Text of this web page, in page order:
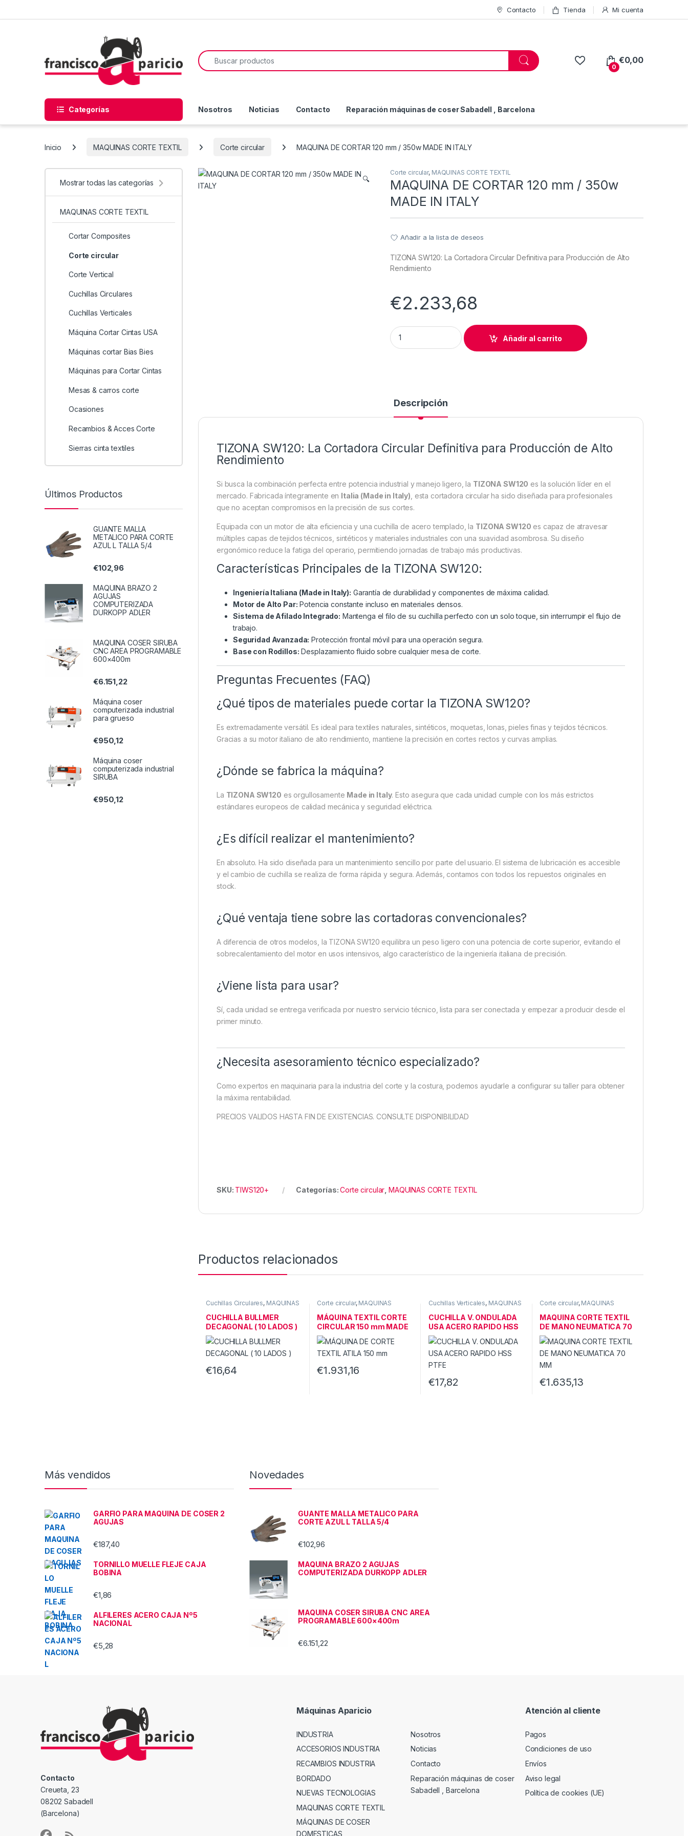
Contacto Tienda Mi cuenta
Search for:
0
€0,00
Categorías Nosotros Noticias Contacto Reparación máquinas de coser Sabadell , Barcelona
Inicio MAQUINAS CORTE TEXTIL Corte circular MAQUINA DE CORTAR 120 mm / 350w MADE IN ITALY
🔍
Corte circular, MAQUINAS CORTE TEXTIL
MAQUINA DE CORTAR 120 mm / 350w
MADE IN ITALY
Añadir a la lista de deseos
TIZONA SW120: La Cortadora Circular Definitiva para Producción de Alto
Rendimiento
€2.233,68
MAQUINA DE CORTAR 120 mm / 350w MADE IN ITALY quantity
Añadir al carrito
Descripción
TIZONA SW120: La Cortadora Circular Definitiva para Producción de Alto
Rendimiento
Si busca la combinación perfecta entre potencia industrial y manejo ligero, la TIZONA SW120 es la solución líder en el
mercado. Fabricada íntegramente en Italia (Made in Italy) , esta cortadora circular ha sido diseñada para profesionales
que no aceptan compromisos en la precisión de sus cortes.
Equipada con un motor de alta eficiencia y una cuchilla de acero templado, la TIZONA SW120 es capaz de atravesar
múltiples capas de tejidos técnicos, sintéticos y materiales industriales con una suavidad asombrosa. Su diseño
ergonómico reduce la fatiga del operario, permitiendo jornadas de trabajo más productivas.
Características Principales de la TIZONA SW120:
Ingeniería Italiana (Made in Italy): Garantía de durabilidad y componentes de máxima calidad.
Motor de Alto Par: Potencia constante incluso en materiales densos.
Sistema de Afilado Integrado: Mantenga el filo de su cuchilla perfecto con un solo toque, sin interrumpir el flujo de
trabajo.
Seguridad Avanzada: Protección frontal móvil para una operación segura.
Base con Rodillos: Desplazamiento fluido sobre cualquier mesa de corte.
Preguntas Frecuentes (FAQ)
¿Qué tipos de materiales puede cortar la TIZONA SW120?
Es extremadamente versátil. Es ideal para textiles naturales, sintéticos, moquetas, lonas, pieles finas y tejidos técnicos.
Gracias a su motor italiano de alto rendimiento, mantiene la precisión en cortes rectos y curvas amplias.
¿Dónde se fabrica la máquina?
La TIZONA SW120 es orgullosamente Made in Italy. Esto asegura que cada unidad cumple con los más estrictos
estándares europeos de calidad mecánica y seguridad eléctrica.
¿Es difícil realizar el mantenimiento?
En absoluto. Ha sido diseñada para un mantenimiento sencillo por parte del usuario. El sistema de lubricación es accesible
y el cambio de cuchilla se realiza de forma rápida y segura. Además, contamos con todos los repuestos originales en
stock.
¿Qué ventaja tiene sobre las cortadoras convencionales?
A diferencia de otros modelos, la TIZONA SW120 equilibra un peso ligero con una potencia de corte superior, evitando el
sobrecalentamiento del motor en usos intensivos, algo característico de la ingeniería italiana de precisión.
¿Viene lista para usar?
Sí, cada unidad se entrega verificada por nuestro servicio técnico, lista para ser conectada y empezar a producir desde el
primer minuto.
¿Necesita asesoramiento técnico especializado?
Como expertos en maquinaria para la industria del corte y la costura, podemos ayudarle a configurar su taller para obtener
la máxima rentabilidad.
PRECIOS VALIDOS HASTA FIN DE EXISTENCIAS. CONSULTE DISPONIBILIDAD
SKU: TIWS120+ Categorías:Corte circular ,MAQUINAS CORTE TEXTIL
Productos relacionados
Cuchillas Circulares, MAQUINAS
CUCHILLA BULLMER
DECAGONAL ( 10 LADOS )
€16,64
Corte circular, MAQUINAS
MÁQUINA TEXTIL CORTE
CIRCULAR 150 mm MADE
IN CE
€1.931,16
Cuchillas Verticales, MAQUINAS
CUCHILLA V. ONDULADA
USA ACERO RAPIDO HSS
PTFE
€17,82
Corte circular, MAQUINAS
MAQUINA CORTE TEXTIL
DE MANO NEUMATICA 70
MM
€1.635,13
Mostrar todas las categorías
MAQUINAS CORTE TEXTIL
Cortar Composites
Corte circular
Corte Vertical
Cuchillas Circulares
Cuchillas Verticales
Máquina Cortar Cintas USA
Máquinas cortar Bias Bies
Máquinas para Cortar Cintas
Mesas & carros corte
Ocasiones
Recambios & Acces Corte
Sierras cinta textiles
Últimos Productos
GUANTE MALLA
METALICO PARA CORTE
AZUL L TALLA 5/4
€102,96
MAQUINA BRAZO 2
AGUJAS
COMPUTERIZADA
DURKOPP ADLER
MAQUINA COSER SIRUBA
CNC AREA PROGRAMABLE
600×400m
€6.151,22
Máquina coser
computerizada industrial
para grueso
€950,12
Máquina coser
computerizada industrial
SIRUBA
€950,12
Más vendidos
GARFIO PARA MAQUINA DE COSER 2
AGUJAS
€187,40
TORNILLO MUELLE FLEJE CAJA
BOBINA
€1,86
ALFILERES ACERO CAJA Nº5
NACIONAL
€5,28
Novedades
GUANTE MALLA METALICO PARA
CORTE AZUL L TALLA 5/4
€102,96
MAQUINA BRAZO 2 AGUJAS
COMPUTERIZADA DURKOPP ADLER
MAQUINA COSER SIRUBA CNC AREA
PROGRAMABLE 600×400m
€6.151,22
Contacto
Creueta, 23
08202 Sabadell
(Barcelona)
Máquinas Aparicio
INDUSTRIA
ACCESORIOS INDUSTRIA
RECAMBIOS INDUSTRIA
BORDADO
NUEVAS TECNOLOGIAS
MAQUINAS CORTE TEXTIL
MÁQUINAS DE COSER
DOMESTICAS
Nosotros
Noticias
Contacto
Reparación máquinas de coser
Sabadell , Barcelona
Atención al cliente
Pagos
Condiciones de uso
Envíos
Aviso legal
Política de cookies (UE)